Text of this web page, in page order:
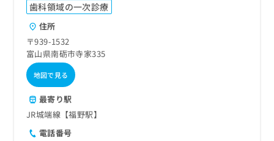
歯科領域の一次診療
住所
〒939-1532
富山県南砺市寺家335
地図で見る
最寄り駅
JR城端線【福野駅】
電話番号